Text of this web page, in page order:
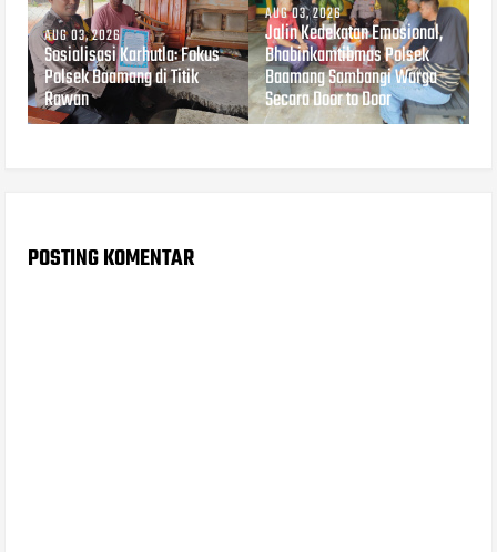
AUG 03, 2026
Sosialisasi Karhutla: Fokus
Polsek Baamang di Titik
Rawan
AUG 03, 2026
Jalin Kedekatan Emosional,
Bhabinkamtibmas Polsek
Baamang Sambangi Warga
Secara Door to Door
POSTING KOMENTAR